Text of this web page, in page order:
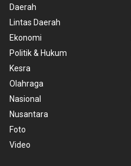
Daerah
Lintas Daerah
Ekonomi
Politik & Hukum
Kesra
Olahraga
Nasional
Nusantara
Foto
Video